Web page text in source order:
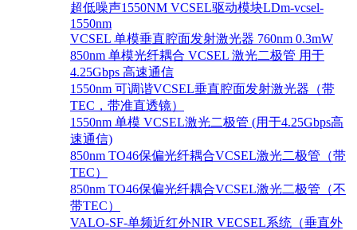
超低噪声1550NM VCSEL驱动模块LDm-vcsel-
1550nm
VCSEL 单模垂直腔面发射激光器 760nm 0.3mW
850nm 单模光纤耦合 VCSEL 激光二极管 用于
4.25Gbps 高速通信
1550nm 可调谐VCSEL垂直腔面发射激光器（带
TEC，带准直透镜）
1550nm 单模 VCSEL激光二极管 (用于4.25Gbps高
速通信)
850nm TO46保偏光纤耦合VCSEL激光二极管（带
TEC）
850nm TO46保偏光纤耦合VCSEL激光二极管（不
带TEC）
VALO-SF-单频近红外NIR VECSEL系统（垂直外